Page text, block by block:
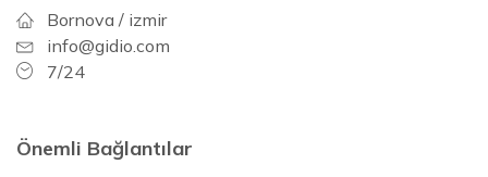
Bornova / izmir
info@gidio.com
7/24
Önemli Bağlantılar